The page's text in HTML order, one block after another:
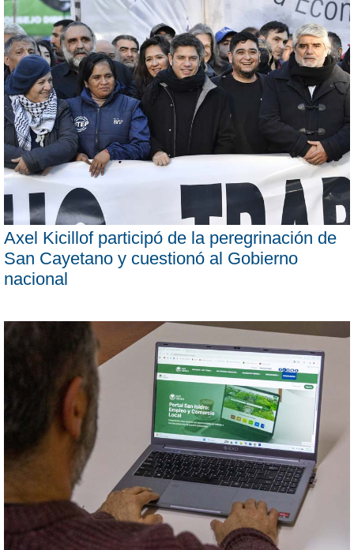
Axel Kicillof participó de la peregrinación de
San Cayetano y cuestionó al Gobierno
nacional